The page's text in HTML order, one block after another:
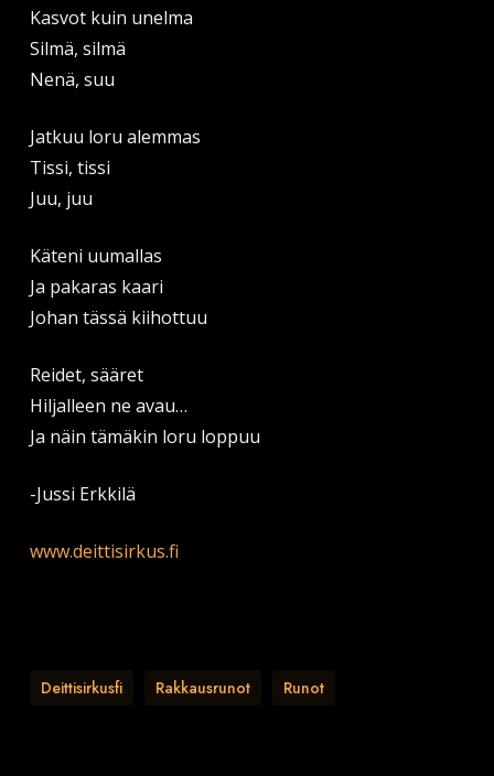
Kasvot kuin unelma
Silmä, silmä
Nenä, suu
Jatkuu loru alemmas
Tissi, tissi
Juu, juu
Käteni uumallas
Ja pakaras kaari
Johan tässä kiihottuu
Reidet, sääret
Hiljalleen ne avau…
Ja näin tämäkin loru loppuu
-Jussi Erkkilä
www.deittisirkus.fi
Deittisirkusfi Rakkausrunot Runot